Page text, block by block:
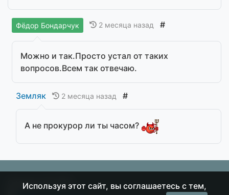
Фёдор Бондарчук 2 месяца назад #
Можно и так.Просто устал от таких
вопросов.Всем так отвечаю.
Земляк 2 месяца назад #
А не прокурор ли ты часом?
Острие © 2026
Используя этот сайт, вы соглашаетесь с тем,